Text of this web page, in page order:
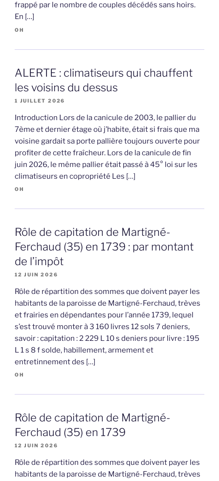
frappé par le nombre de couples décédés sans hoirs.
En […]
OH
ALERTE : climatiseurs qui chauffent
les voisins du dessus
1 JUILLET 2026
Introduction Lors de la canicule de 2003, le pallier du
7ème et dernier étage où j’habite, était si frais que ma
voisine gardait sa porte pallière toujours ouverte pour
profiter de cette fraîcheur. Lors de la canicule de fin
juin 2026, le même pallier était passé à 45° loi sur les
climatiseurs en copropriété Les […]
OH
Rôle de capitation de Martigné-
Ferchaud (35) en 1739 : par montant
de l’impôt
12 JUIN 2026
Rôle de répartition des sommes que doivent payer les
habitants de la paroisse de Martigné-Ferchaud, trèves
et frairies en dépendantes pour l’année 1739, lequel
s’est trouvé monter à 3 160 livres 12 sols 7 deniers,
savoir : capitation : 2 229 L 10 s deniers pour livre : 195
L 1 s 8 f solde, habillement, armement et
entretinnement des […]
OH
Rôle de capitation de Martigné-
Ferchaud (35) en 1739
12 JUIN 2026
Rôle de répartition des sommes que doivent payer les
habitants de la paroisse de Martigné-Ferchaud, trèves